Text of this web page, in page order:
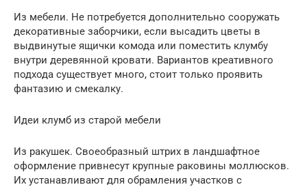
Из мебели. Не потребуется дополнительно сооружать
декоративные заборчики, если высадить цветы в
выдвинутые ящички комода или поместить клумбу
внутри деревянной кровати. Вариантов креативного
подхода существует много, стоит только проявить
фантазию и смекалку.
Идеи клумб из старой мебели
Из ракушек. Своеобразный штрих в ландшафтное
оформление привнесут крупные раковины моллюсков.
Их устанавливают для обрамления участков с